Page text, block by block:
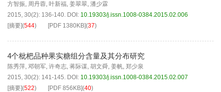
方智振, 周丹蓉, 叶新福, 姜翠翠, 潘少霖
2015, 30(2): 136-140. DOI: 10.19303/j.issn.1008-0384.2015.02.006
[摘要](544) [PDF 1380KB](37)
4个枇杷品种果实糖组分含量及其分布研究
陈秀萍, 邓朝军, 许奇志, 蒋际谋, 胡文舜, 姜帆, 郑少泉
2015, 30(2): 141-145. DOI: 10.19303/j.issn.1008-0384.2015.02.007
[摘要](522) [PDF 856KB](40)